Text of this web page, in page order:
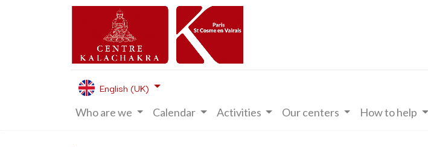
English (UK)
Who are we Calendar Activities Our centers How to help